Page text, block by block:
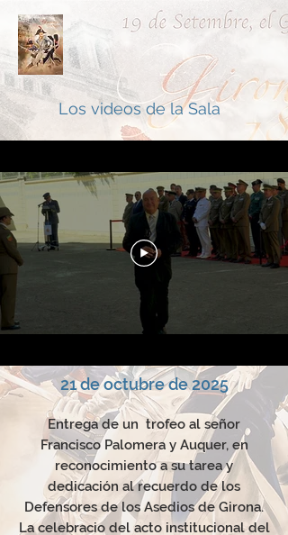
Los videos de la Sala
21 de octubre de 2025
Entrega de un trofeo al señor
Francisco Palomera y Auquer, en
reconocimiento a su tarea y
dedicación al recuerdo de los
Defensores de los Asedios de Girona.
La celebracio del acto institucional del